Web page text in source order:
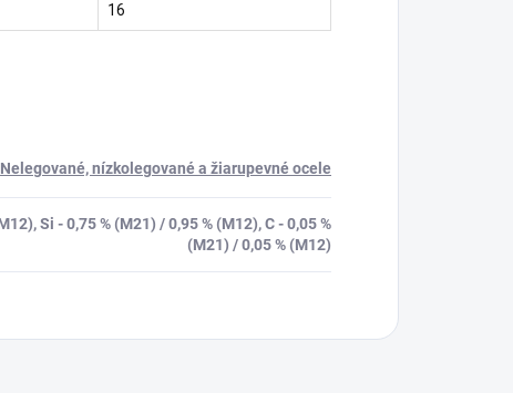
16
Nelegované, nízkolegované a žiarupevné ocele
Si - 0,75 % (M21) / 0,95 % (M12), C - 0,05 %
(M21) / 0,05 % (M12)